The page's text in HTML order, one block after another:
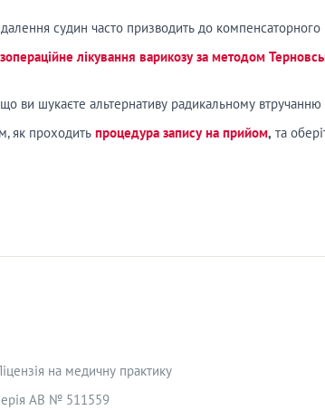
судин часто призводить до
лікування варикозу за методом
ви шукаєте альтернативу радикальному
як проходитьпроцедура запису на прийом, та
на медичну практику
АВ № 511559